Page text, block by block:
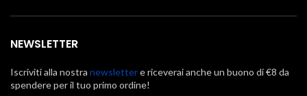
NEWSLETTER
Iscriviti alla nostra newslettere riceverai anche un buono di €8 da
spendere per il tuo primo ordine!